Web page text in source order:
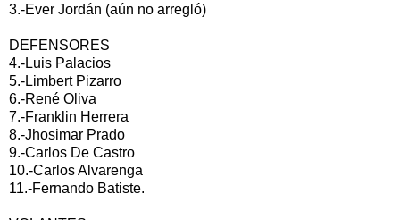
3.-Ever Jordán (aún no arregló)
DEFENSORES
4.-Luis Palacios
5.-Limbert Pizarro
6.-René Oliva
7.-Franklin Herrera
8.-Jhosimar Prado
9.-Carlos De Castro
10.-Carlos Alvarenga
11.-Fernando Batiste.